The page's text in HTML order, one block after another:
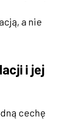
a nie
i jej
cechę